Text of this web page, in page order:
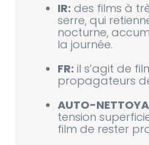
IR: des films à
serre, qui
nocturne,
la journée.
FR: il s’agit de
propagateurs
AUTO-
tension
film de rester